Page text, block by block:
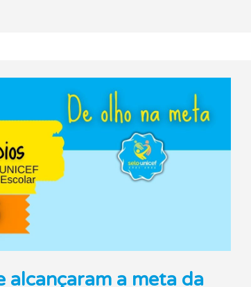
alcançaram a meta da